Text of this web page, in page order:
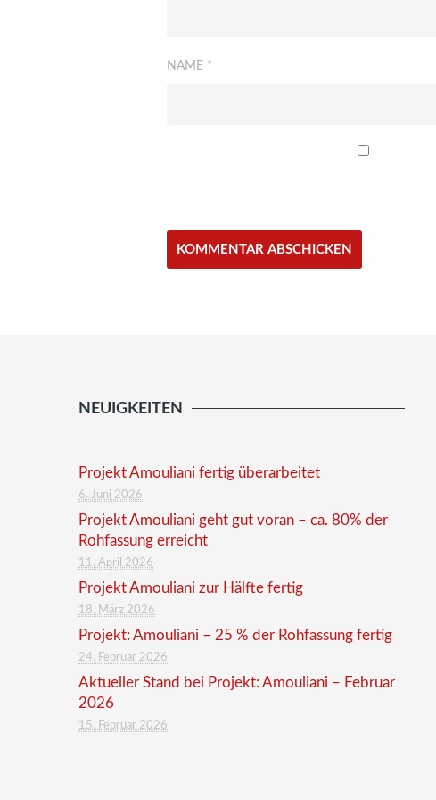
NAME *
NEUIGKEITEN
Projekt Amouliani fertig überarbeitet
6. Juni 2026
Projekt Amouliani geht gut voran – ca. 80% der
Rohfassung erreicht
11. April 2026
Projekt Amouliani zur Hälfte fertig
18. März 2026
Projekt: Amouliani – 25 % der Rohfassung fertig
24. Februar 2026
Aktueller Stand bei Projekt: Amouliani – Februar
2026
15. Februar 2026